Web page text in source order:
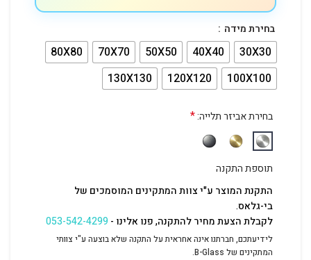
בחירת מידה
30X30
40X40
50X50
70X70
80X80
100X100
120X120
130X130
בחירת אביזר תלייה:*
תוספת התקנה
התקנת המוצר ע"י צוות המתקינים המוסמכים של
בי-גלאס.
לקבלת הצעת מחיר להתקנה, פנו אלינו -053-542-4299
לידיעתכם, חברתנו אינה אחראית על התקנה שלא בוצעה ע"י צוותי
המתקינים של B-Glass.